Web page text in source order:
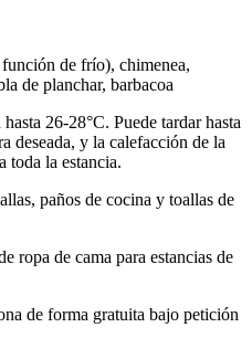
de frío), chimenea,
de planchar, barbacoa
26-28°C. Puede tardar hasta
deseada, y la calefacción de la
toda la estancia.
paños de cocina y toallas de
ropa de cama para estancias de
de forma gratuita bajo petición